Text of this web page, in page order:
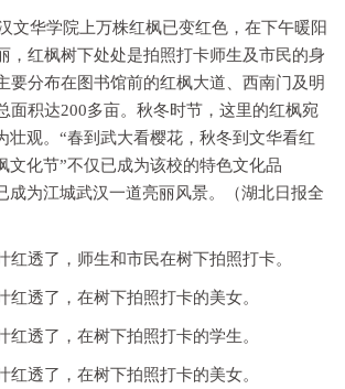
文华学院上万株红枫已变红色，在下午暖阳
，红枫树下处处是拍照打卡师生及市民的身
要分布在图书馆前的红枫大道、西南门及明
面积达200多亩。秋冬时节，这里的红枫宛
壮观。“春到武大看樱花，秋冬到文华看红
文化节”不仅已成为该校的特色文化品
成为江城武汉一道亮丽风景。（湖北日报全
红透了，师生和市民在树下拍照打卡。
红透了，在树下拍照打卡的美女。
红透了，在树下拍照打卡的学生。
红透了，在树下拍照打卡的美女。